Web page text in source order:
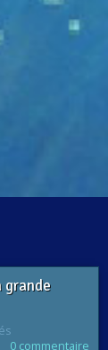
grande
0 commentaire